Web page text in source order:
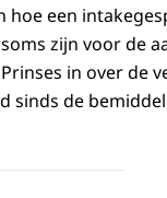
hoe een
zijn voor de
in over de
sinds de